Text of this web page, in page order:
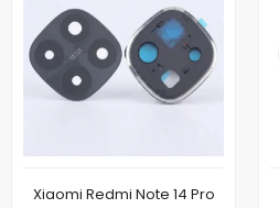
Xiaomi Redmi Note 14 Pro